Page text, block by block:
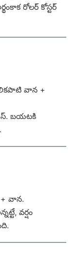
రోలర్ కోస్టర్
వాన +
బయటకి
+ వాన.
వర్షం